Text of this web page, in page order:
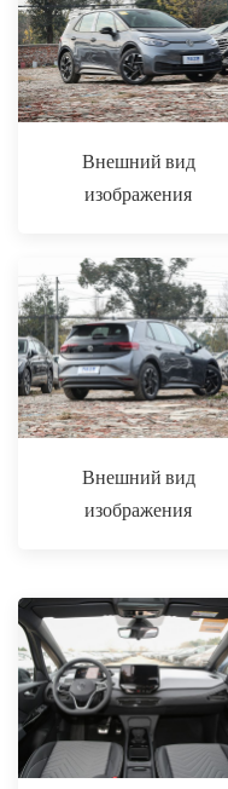
Внешний вид
изображения
Внешний вид
изображения